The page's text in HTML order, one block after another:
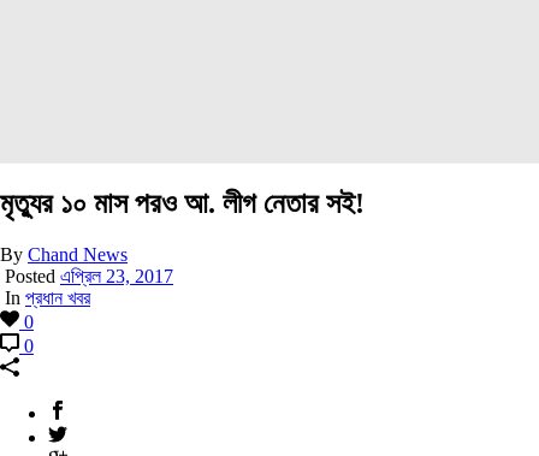
মৃত্যুর ১০ মাস পরও আ. লীগ নেতার সই!
By Chand News
Posted এপ্রিল 23, 2017
In প্রধান খবর
0
0